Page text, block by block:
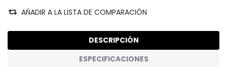
AÑADIR A LA LISTA DE COMPARACIÓN
DESCRIPCIÓN
ESPECIFICACIONES